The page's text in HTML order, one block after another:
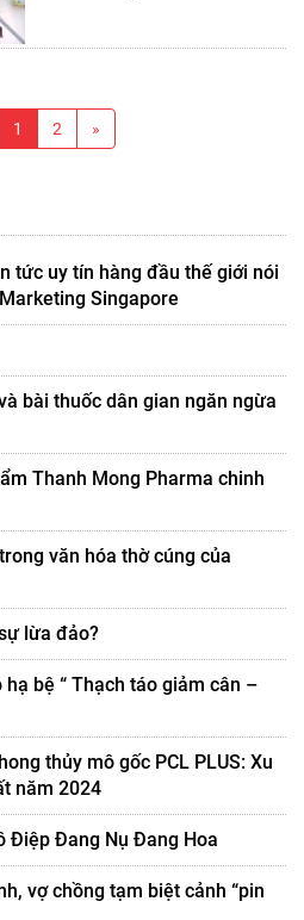
1 2 »
tức uy tín hàng đầu thế giới nói
Singapore
bài thuốc dân gian ngăn ngừa
Thanh Mong Pharma chinh
văn hóa thờ cúng của
lừa đảo?
bệ “ Thạch táo giảm cân –
thủy mô gốc PCL PLUS: Xu
năm 2024
Điệp Đang Nụ Đang Hoa
vợ chồng tạm biệt cảnh “pin